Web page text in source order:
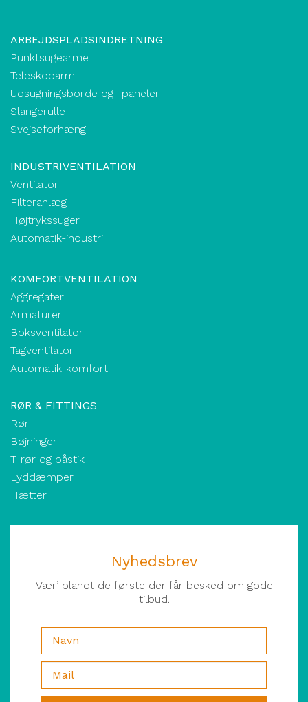
ARBEJDSPLADSINDRETNING
Punktsugearme
Teleskoparm
Udsugningsborde og -paneler
Slangerulle
Svejseforhæng
INDUSTRIVENTILATION
Ventilator
Filteranlæg
Højtrykssuger
Automatik-industri
KOMFORTVENTILATION
Aggregater
Armaturer
Boksventilator
Tagventilator
Automatik-komfort
RØR & FITTINGS
Rør
Bøjninger
T-rør og påstik
Lyddæmper
Hætter
Nyhedsbrev
Vær’ blandt de første der får besked om gode
tilbud.